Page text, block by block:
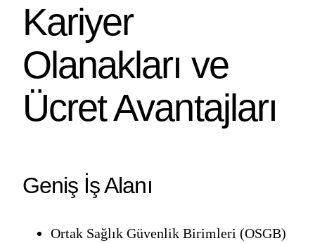
Kariyer
Olanakları ve
Ücret Avantajları
Geniş İş Alanı
Ortak Sağlık Güvenlik Birimleri (OSGB)